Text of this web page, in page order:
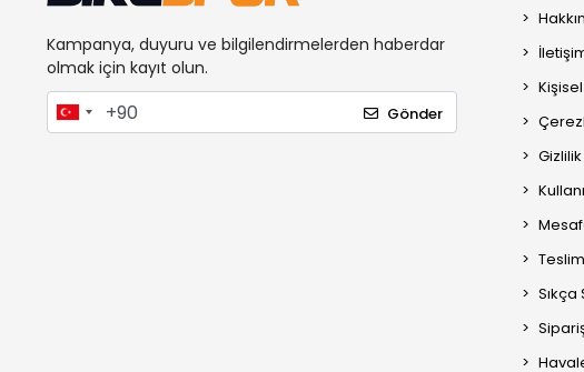
Kampanya, duyuru ve bilgilendirmelerden haberdar
olmak için kayıt olun.
Gönder